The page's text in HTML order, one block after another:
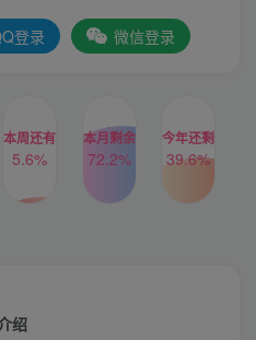
登录 微信登录
本周还有
5.6%
本月剩余
72.2%
今年还剩
39.6%
绍